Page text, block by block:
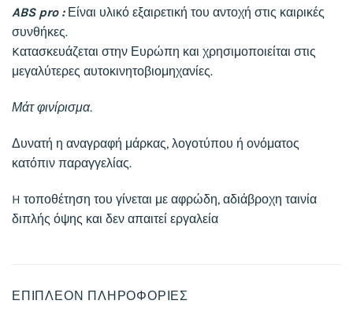
ABS pro : Είναι υλικό εξαιρετική του αντοχή στις καιρικές
συνθήκες.
Kατασκευάζεται στην Ευρώπη και χρησιμοποιείται στις
μεγαλύτερες αυτοκινητοβιομηχανίες.
Μάτ φινίρισμα.
Δυνατή η αναγραφή μάρκας, λογοτύπου ή ονόματος
κατόπιν παραγγελίας.
H τοποθέτηση του γίνεται με αφρώδη, αδιάβροχη ταινία
διπλής όψης και δεν απαιτεί εργαλεία
ΕΠΙΠΛΈΟΝ ΠΛΗΡΟΦΟΡΊΕΣ